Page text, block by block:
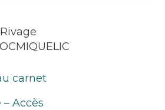
carnet
Accès